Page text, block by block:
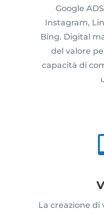
Google
Instagram,
Bing. Digital
del valore
capacità di
La creazione di